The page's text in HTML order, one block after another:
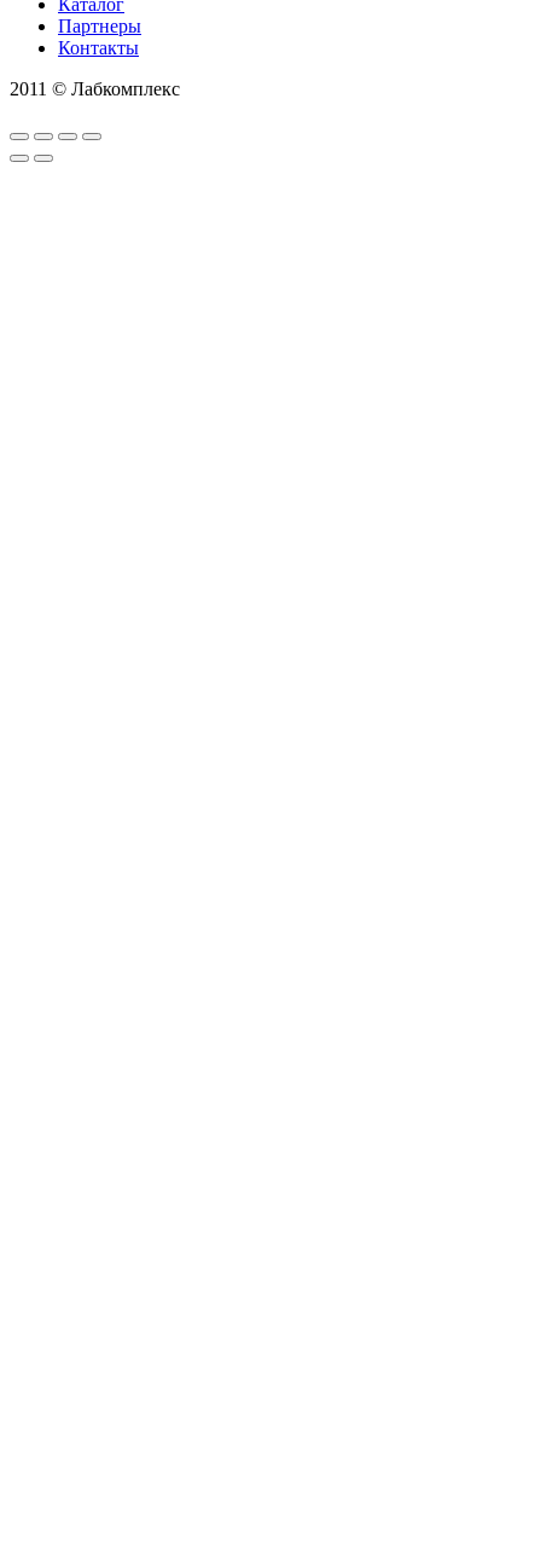
Каталог
Партнеры
Контакты
2011 © Лабкомплекс